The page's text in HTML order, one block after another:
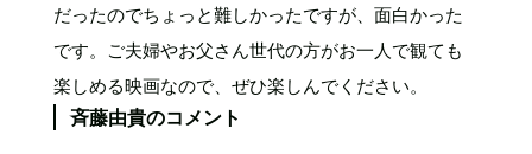
だったのでちょっと難しかったですが、面白かった
です。ご夫婦やお父さん世代の方がお一人で観ても
楽しめる映画なので、ぜひ楽しんでください。
斉藤由貴のコメント